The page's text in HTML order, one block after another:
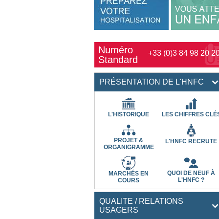
Numéro
Standard
+33 (0)3 84 98 20
PRÉSENTATION DE L'HNFC
L'HISTORIQUE LES CHIFFRES
PROJET &
ORGANIGRAMME
L'HNFC RECRUTE
MARCHÉS EN
COURS
QUOI DE NEUF À
L'HNFC ?
QUALITE / RELATIONS
USAGERS